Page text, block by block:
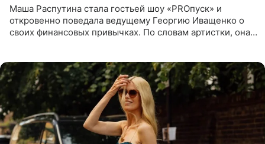
Маша Распутина стала гостьей шоу «PROпуск» и
откровенно поведала ведущему Георгию Иващенко о
своих финансовых привычках. По словам артистки, она